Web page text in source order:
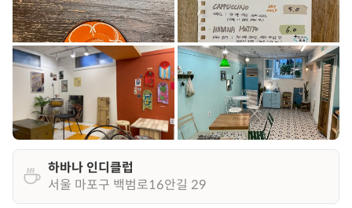
하바나 인디클럽
서울 마포구 백범로16안길 29